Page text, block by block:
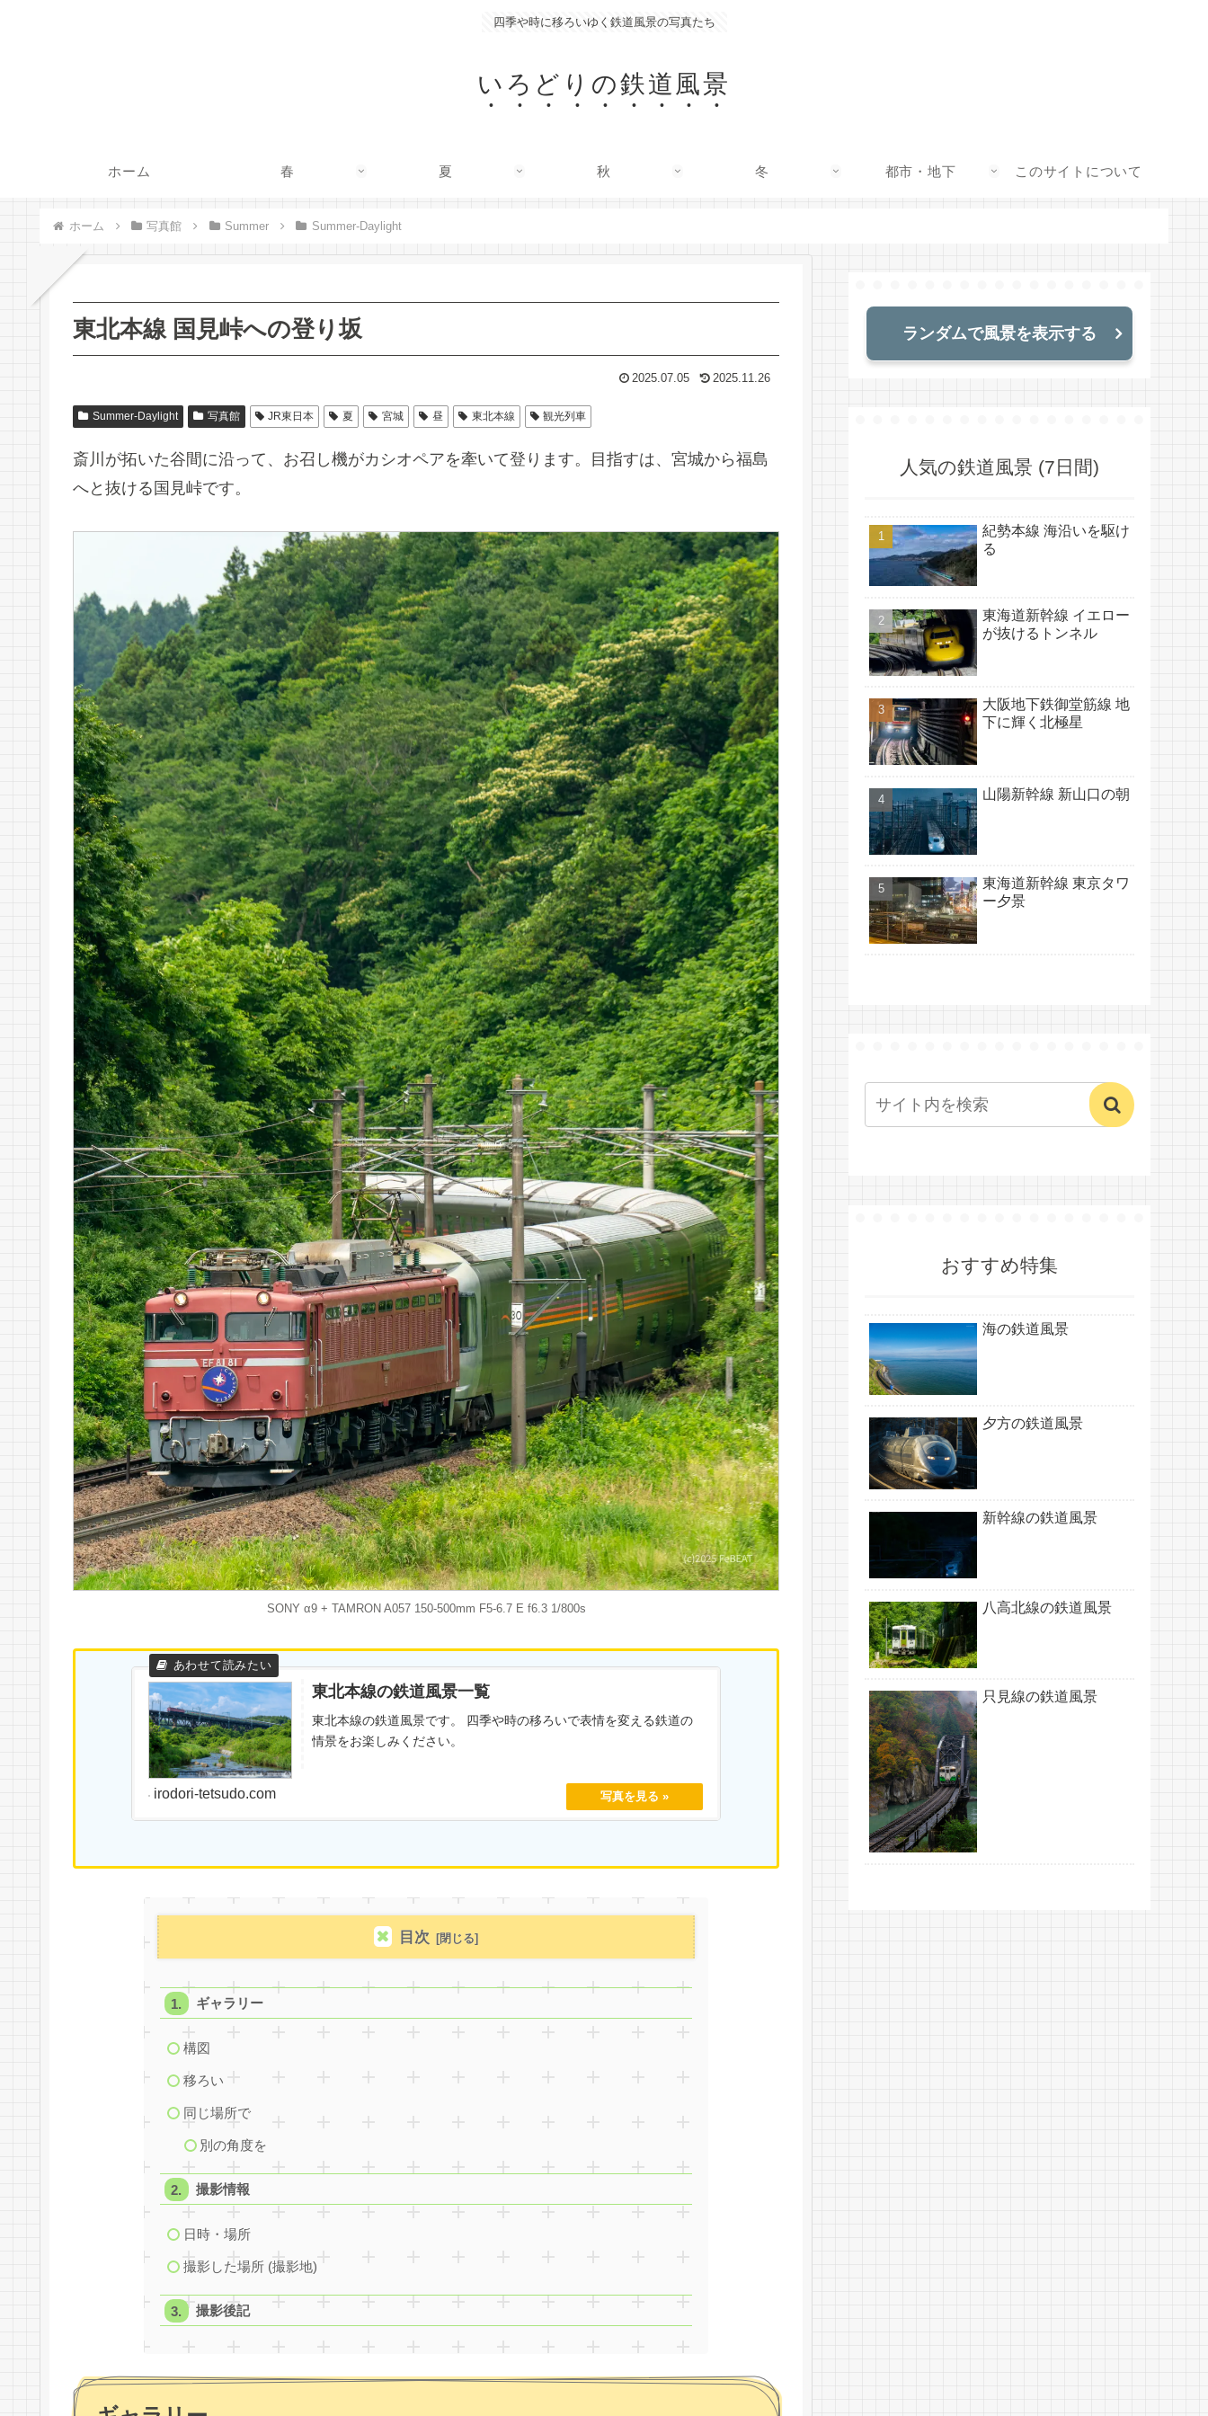
四季や時に移ろいゆく鉄道風景の写真たち
いろどりの鉄道風景
ホーム 春 夏 秋 冬 都市・地下 このサイトについて
ホーム 写真館 Summer Summer-Daylight
東北本線 国見峠への登り坂
2025.07.05 2025.11.26
Summer-Daylight 写真館 JR東日本 夏 宮城 昼 東北本線 観光列車
斎川が拓いた谷間に沿って、お召し機がカシオペアを牽いて登ります。目指すは、宮城から福島
へと抜ける国見峠です。
SONY α9 + TAMRON A057 150-500mm F5-6.7 E f6.3 1/800s
東北本線の鉄道風景一覧
東北本線の鉄道風景です。 四季や時の移ろいで表情を変える鉄道の
情景をお楽しみください。
irodori-tetsudo.com
目次
ギャラリー
構図
移ろい
同じ場所で
別の角度を
撮影情報
日時・場所
撮影した場所 (撮影地)
撮影後記
ランダムで風景を表示する
人気の鉄道風景 (7日間)
紀勢本線 海沿いを駆け
る
東海道新幹線 イエロー
が抜けるトンネル
大阪地下鉄御堂筋線 地
下に輝く北極星
山陽新幹線 新山口の朝
東海道新幹線 東京タワ
ー夕景
おすすめ特集
海の鉄道風景
夕方の鉄道風景
新幹線の鉄道風景
八高北線の鉄道風景
只見線の鉄道風景